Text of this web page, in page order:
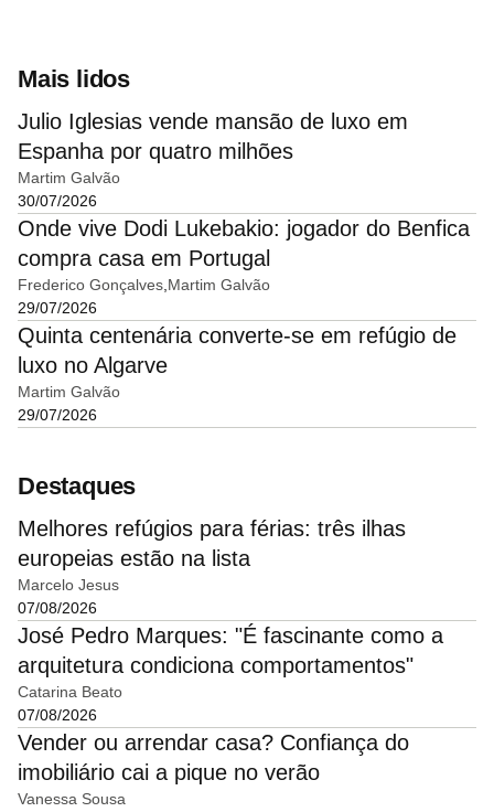
Mais lidos
Julio Iglesias vende mansão de luxo em
Espanha por quatro milhões
Martim Galvão
30/07/2026
Onde vive Dodi Lukebakio: jogador do Benfica
compra casa em Portugal
Frederico Gonçalves Martim Galvão
29/07/2026
Quinta centenária converte-se em refúgio de
luxo no Algarve
Martim Galvão
29/07/2026
Destaques
Melhores refúgios para férias: três ilhas
europeias estão na lista
Marcelo Jesus
07/08/2026
José Pedro Marques: "É fascinante como a
arquitetura condiciona comportamentos"
Catarina Beato
07/08/2026
Vender ou arrendar casa? Confiança do
imobiliário cai a pique no verão
Vanessa Sousa